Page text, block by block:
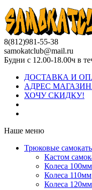
8(812)981-55-38
samokatclub@mail.ru
Будни с 12.00-18.00ч в
ДОСТАВКА И
АДРЕС
ХОЧУ СКИДКУ!
Наше меню
Трюковые
Кастом
Колеса 100мм
Колеса 110мм
Колеса 120мм